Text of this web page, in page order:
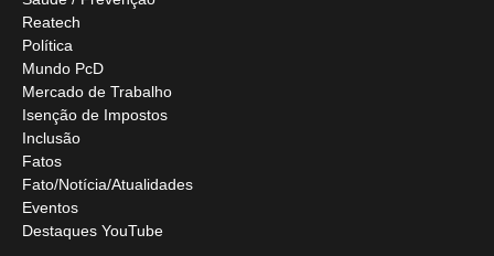
Reatech
Política
Mundo PcD
Mercado de Trabalho
Isenção de Impostos
Inclusão
Fatos
Fato/Notícia/Atualidades
Eventos
Destaques YouTube